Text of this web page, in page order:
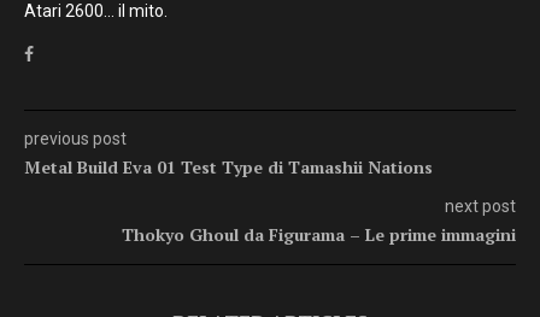
Atari 2600… il mito.
previous post
Metal Build Eva 01 Test Type di Tamashii Nations
next post
Thokyo Ghoul da Figurama – Le prime immagini